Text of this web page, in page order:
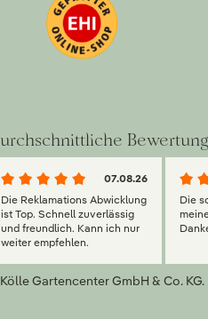
07.08.26
Die Reklamations Abwicklung
ist Top. Schnell zuverlässig
und freundlich. Kann ich nur
weiter empfehlen.
Die
Gartencenter GmbH & Co. KG.